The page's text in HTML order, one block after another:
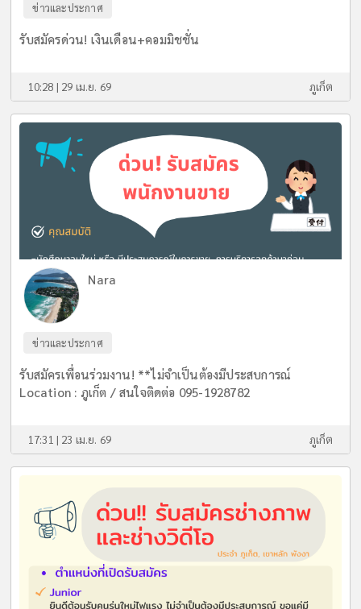
ข่าวและประกาศ
รับสมัครด่วน! เงินเดือน+คอมมิชชั่น
10:28 | 29 เม.ย. 69 ภูเก็ต
Nara
ข่าวและประกาศ
รับสมัครเพื่อนร่วมงาน! **ไม่จำเป็นต้องมีประสบการณ์
Location : ภูเก็ต / สนใจติดต่อ 095-1928782
17:31 | 23 เม.ย. 69 ภูเก็ต